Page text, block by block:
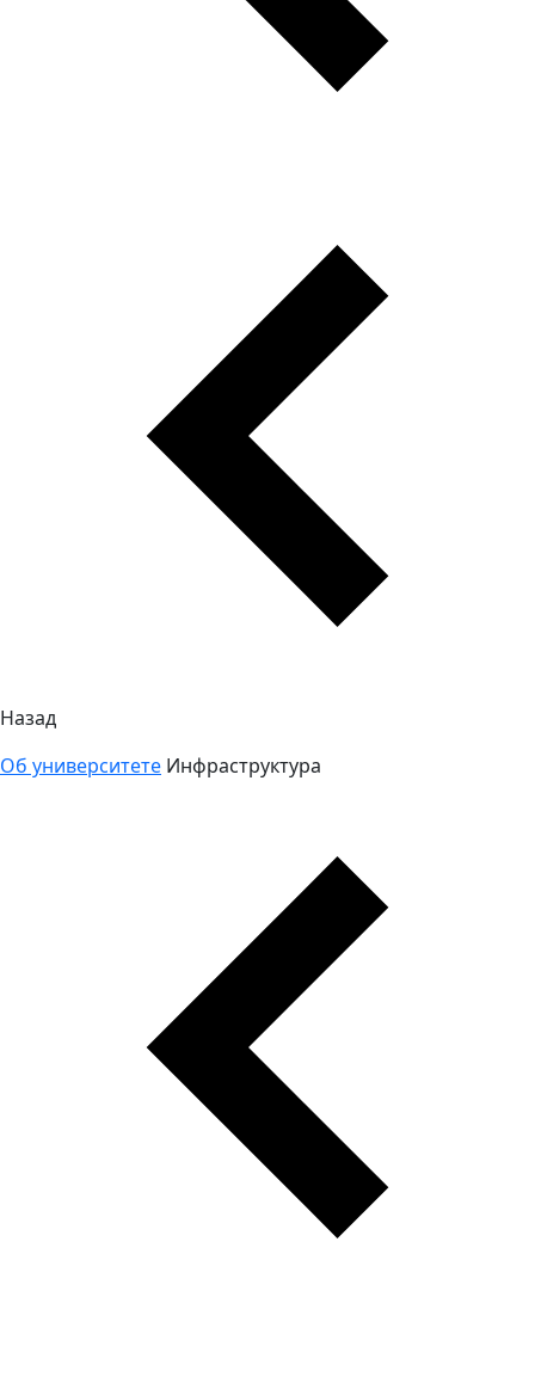
Назад
Об университете Инфраструктура